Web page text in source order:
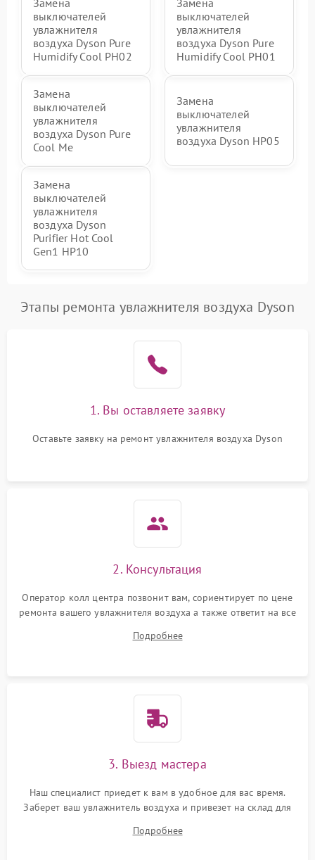
Замена
выключателей
увлажнителя
воздуха Dyson Pure
Humidify Cool PH02
Замена
выключателей
увлажнителя
воздуха Dyson Pure
Humidify Cool PH01
Замена
выключателей
увлажнителя
воздуха Dyson Pure
Cool Me
Замена
выключателей
увлажнителя
воздуха Dyson HP05
Замена
выключателей
увлажнителя
воздуха Dyson
Purifier Hot Cool
Gen1 HP10
Этапы ремонта увлажнителя воздуха Dyson
1. Вы оставляете заявку
Оставьте заявку на ремонт увлажнителя воздуха Dyson
2. Консультация
Оператор колл центра позвонит вам, сориентирует по цене
ремонта вашего увлажнителя воздуха а также ответит на все
Подробнее
3. Выезд мастера
Наш специалист приедет к вам в удобное для вас время.
Заберет ваш увлажнитель воздуха и привезет на склад для
Подробнее